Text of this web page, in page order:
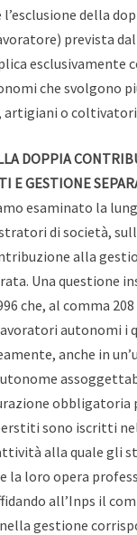
della
prevista
esclusivamente
che svolgono
artigiani o
DOPPIA
E GESTIONE
esaminato la
di società,
alla
Una questione
che, al comma
autonomi i
anche in
obbligatoria
sono iscritti
alla quale gli
la loro opera
all’Inps il
gestione